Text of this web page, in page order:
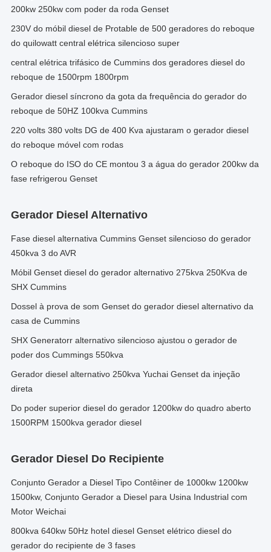
200kw 250kw com poder da roda Genset
230V do móbil diesel de Protable de 500 geradores do reboque
do quilowatt central elétrica silencioso super
central elétrica trifásico de Cummins dos geradores diesel do
reboque de 1500rpm 1800rpm
Gerador diesel síncrono da gota da frequência do gerador do
reboque de 50HZ 100kva Cummins
220 volts 380 volts DG de 400 Kva ajustaram o gerador diesel
do reboque móvel com rodas
O reboque do ISO do CE montou 3 a água do gerador 200kw da
fase refrigerou Genset
Gerador Diesel Alternativo
Fase diesel alternativa Cummins Genset silencioso do gerador
450kva 3 do AVR
Móbil Genset diesel do gerador alternativo 275kva 250Kva de
SHX Cummins
Dossel à prova de som Genset do gerador diesel alternativo da
casa de Cummins
SHX Generatorr alternativo silencioso ajustou o gerador de
poder dos Cummings 550kva
Gerador diesel alternativo 250kva Yuchai Genset da injeção
direta
Do poder superior diesel do gerador 1200kw do quadro aberto
1500RPM 1500kva gerador diesel
Gerador Diesel Do Recipiente
Conjunto Gerador a Diesel Tipo Contêiner de 1000kw 1200kw
1500kw, Conjunto Gerador a Diesel para Usina Industrial com
Motor Weichai
800kva 640kw 50Hz hotel diesel Genset elétrico diesel do
gerador do recipiente de 3 fases